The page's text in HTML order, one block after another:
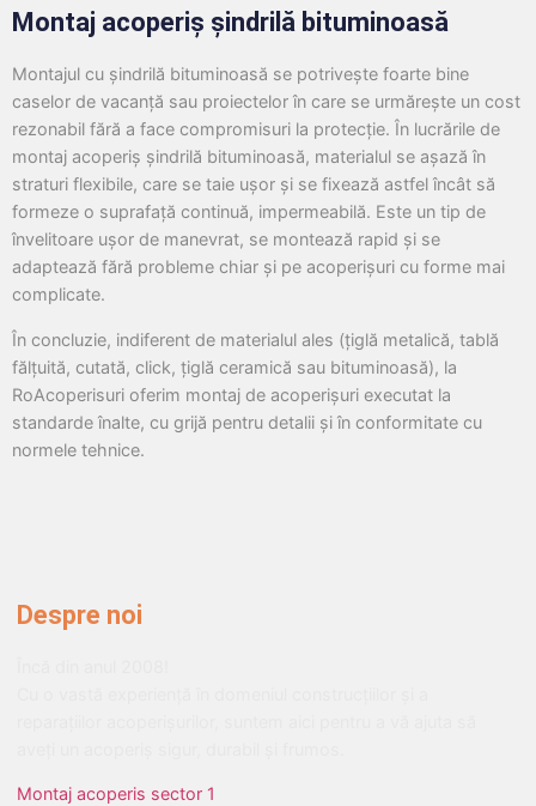
Montaj acoperiș șindrilă bituminoasă
Montajul cu șindrilă bituminoasă se potrivește foarte bine
caselor de vacanță sau proiectelor în care se urmărește un cost
rezonabil fără a face compromisuri la protecție. În lucrările de
montaj acoperiș șindrilă bituminoasă, materialul se așază în
straturi flexibile, care se taie ușor și se fixează astfel încât să
formeze o suprafață continuă, impermeabilă. Este un tip de
învelitoare ușor de manevrat, se montează rapid și se
adaptează fără probleme chiar și pe acoperișuri cu forme mai
complicate.
În concluzie, indiferent de materialul ales (țiglă metalică, tablă
fălțuită, cutată, click, țiglă ceramică sau bituminoasă), la
RoAcoperisuri oferim montaj de acoperișuri executat la
standarde înalte, cu grijă pentru detalii și în conformitate cu
normele tehnice.
Despre noi
Montaj acoperis sector 1